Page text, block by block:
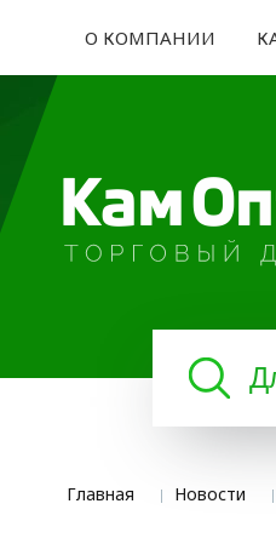
О КОМПАНИИ
Главная Новости